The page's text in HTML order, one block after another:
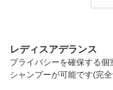
レディスアデランス
プライバシーを確保する
シャンプーが可能です(完全